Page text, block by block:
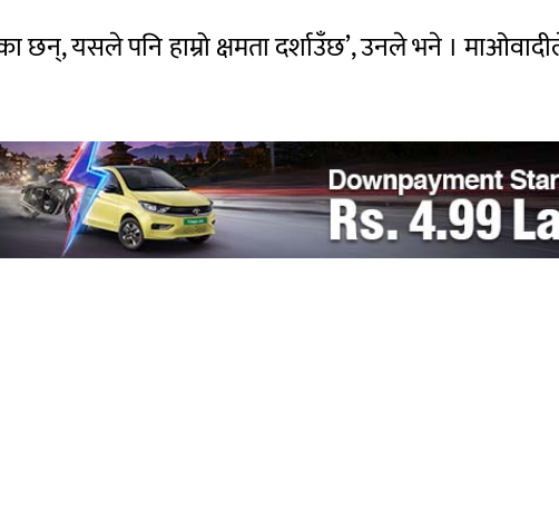
छन्, यसले पनि हाम्रो क्षमता दर्शाउँछ’, उनले भने ।